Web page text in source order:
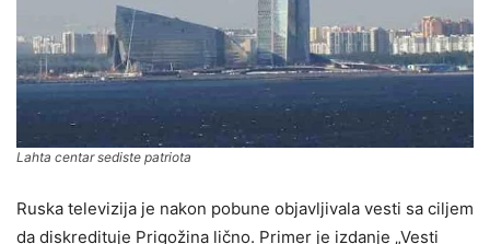
Lahta centar sediste patriota
Ruska televizija je nakon pobune objavljivala vesti sa ciljem
da diskredituje Prigožina lično. Primer je izdanje „Vesti